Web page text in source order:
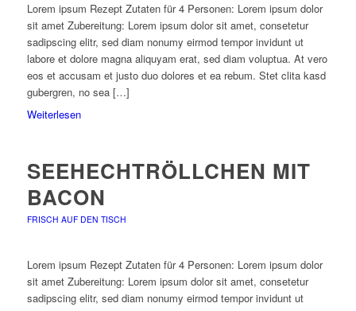
Lorem ipsum Rezept Zutaten für 4 Personen: Lorem ipsum dolor
sit amet Zubereitung: Lorem ipsum dolor sit amet, consetetur
sadipscing elitr, sed diam nonumy eirmod tempor invidunt ut
labore et dolore magna aliquyam erat, sed diam voluptua. At vero
eos et accusam et justo duo dolores et ea rebum. Stet clita kasd
gubergren, no sea […]
Weiterlesen
SEEHECHTRÖLLCHEN MIT
BACON
FRISCH AUF DEN TISCH
Lorem ipsum Rezept Zutaten für 4 Personen: Lorem ipsum dolor
sit amet Zubereitung: Lorem ipsum dolor sit amet, consetetur
sadipscing elitr, sed diam nonumy eirmod tempor invidunt ut